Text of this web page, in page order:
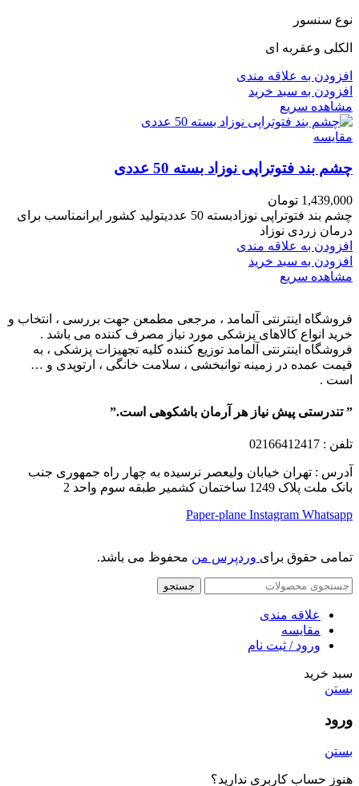
نوع سنسور
الکلی وعقربه ای
افزودن به علاقه مندی
افزودن به سبد خرید
مشاهده سریع
مقایسه
چشم بند فتوتراپی نوزاد بسته 50 عددی
1,439,000 تومان
چشم بند فتوتراپی نوزادبسته 50 عددیتولید کشور ایرانمناسب برای
درمان زردی نوزاد
افزودن به علاقه مندی
افزودن به سبد خرید
مشاهده سریع
فروشگاه اینترنتی آلمامد ، مرجعی مطمعن جهت بررسی ، انتخاب و
خرید انواع کالاهای پزشکی مورد نیاز مصرف کننده می باشد .
فروشگاه اینترنتی آلمامد توزیع کننده کلیه تجهیزات پزشکی ، به
قیمت عمده در زمینه توانبخشی ، سلامت خانگی ، ارتوپدی و …
است .
” تندرستی پیش نیاز هر آرمان باشکوهی است.”
تلفن : 02166412417
آدرس : تهران خیابان ولیعصر نرسیده به چهار راه جمهوری جنب
بانک ملت پلاک 1249 ساختمان کشمیر طبقه سوم واحد 2
Paper-plane Instagram Whatsapp
تمامی حقوق برای وردپرس من محفوظ می باشد.
جستجو
علاقه مندی
مقایسه
ورود / ثبت نام
سبد خرید
بستن
ورود
بستن
هنوز حساب کاربری ندارید؟